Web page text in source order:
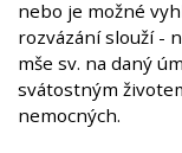
nebo je možné
rozvázání slouží -
mše sv. na daný
svátostným
nemocných.